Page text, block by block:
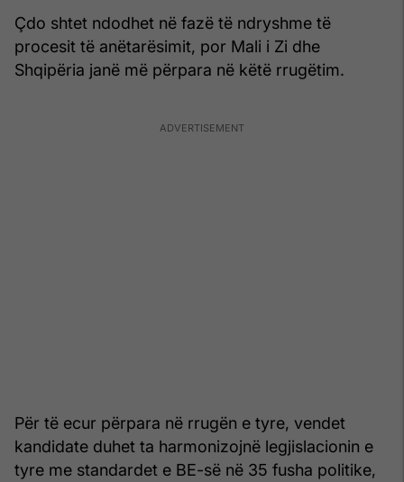
Çdo shtet ndodhet në fazë të ndryshme të
procesit të anëtarësimit, por Mali i Zi dhe
Shqipëria janë më përpara në këtë rrugëtim.
Për të ecur përpara në rrugën e tyre, vendet
kandidate duhet ta harmonizojnë legjislacionin e
tyre me standardet e BE-së në 35 fusha politike,